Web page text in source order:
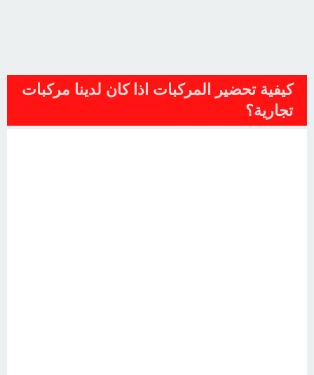
كيفية تحضير المركبات اذا كان لدينا مركبات
تجارية؟